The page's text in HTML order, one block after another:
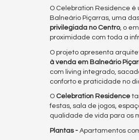
O Celebration Residence
Balneário Piçarras, uma
privilegiada no Centro, o
proximidade com toda a
O projeto apresenta
à venda em Balneário
com living integrado,
conforto e praticidade no
O Celebration Residence
festas, sala de jogos,
qualidade de vida para os
Plantas - Apartamentos